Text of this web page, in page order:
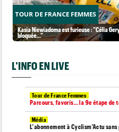
TOUR DE FRANCE FEMMES
Kasia Niewiadoma est furieuse : "Célia
bloquée..."
L'INFO EN LIVE
Tour de France Femmes
Parcours, favoris… la 9e étape de
Média
L'abonnement à Cyclism'Actu sans